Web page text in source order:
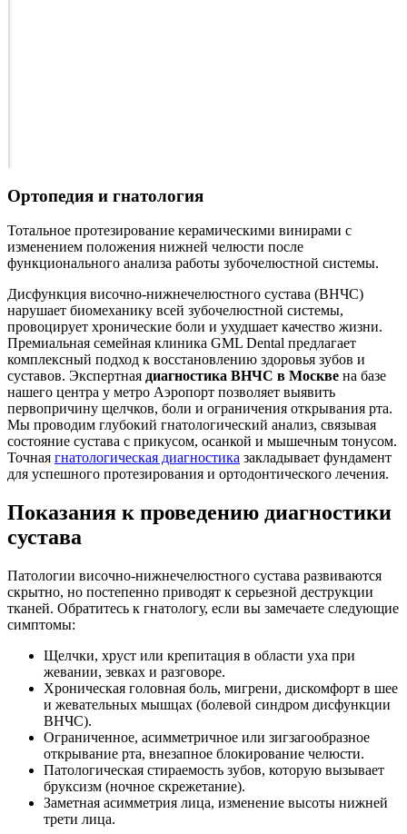
Ортопедия и гнатология
Тотальное протезирование керамическими винирами с
изменением положения нижней челюсти после
функционального анализа работы зубочелюстной системы.
Дисфункция височно-нижнечелюстного сустава (ВНЧС)
нарушает биомеханику всей зубочелюстной системы,
провоцирует хронические боли и ухудшает качество жизни.
Премиальная семейная клиника GML Dental предлагает
комплексный подход к восстановлению здоровья зубов и
суставов. Экспертная диагностика ВНЧС в Москве на базе
нашего центра у метро Аэропорт позволяет выявить
первопричину щелчков, боли и ограничения открывания рта.
Мы проводим глубокий гнатологический анализ, связывая
состояние сустава с прикусом, осанкой и мышечным тонусом.
Точная гнатологическая диагностика закладывает фундамент
для успешного протезирования и ортодонтического лечения.
Показания к проведению диагностики
сустава
Патологии височно-нижнечелюстного сустава развиваются
скрытно, но постепенно приводят к серьезной деструкции
тканей. Обратитесь к гнатологу, если вы замечаете следующие
симптомы:
Щелчки, хруст или крепитация в области уха при
жевании, зевках и разговоре.
Хроническая головная боль, мигрени, дискомфорт в шее
и жевательных мышцах (болевой синдром дисфункции
ВНЧС).
Ограниченное, асимметричное или зигзагообразное
открывание рта, внезапное блокирование челюсти.
Патологическая стираемость зубов, которую вызывает
бруксизм (ночное скрежетание).
Заметная асимметрия лица, изменение высоты нижней
трети лица.